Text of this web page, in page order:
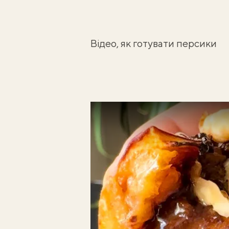
Відео, як готувати персики